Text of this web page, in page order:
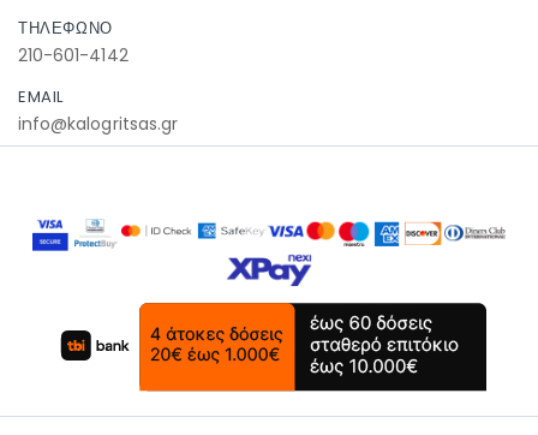
ΤΗΛΕΦΩΝΟ
210-601-4142
EMAIL
info@kalogritsas.gr